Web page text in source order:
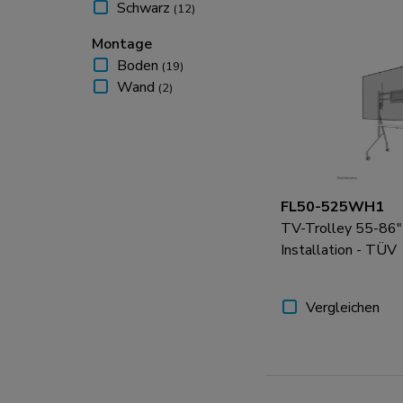
800x450
800x500(13)
800x600
Schwarz (12)
Montage
Boden (19)
Wand (2)
FL50-525WH1
TV-Trolley 55-
Installation - TÜV
Vergleichen